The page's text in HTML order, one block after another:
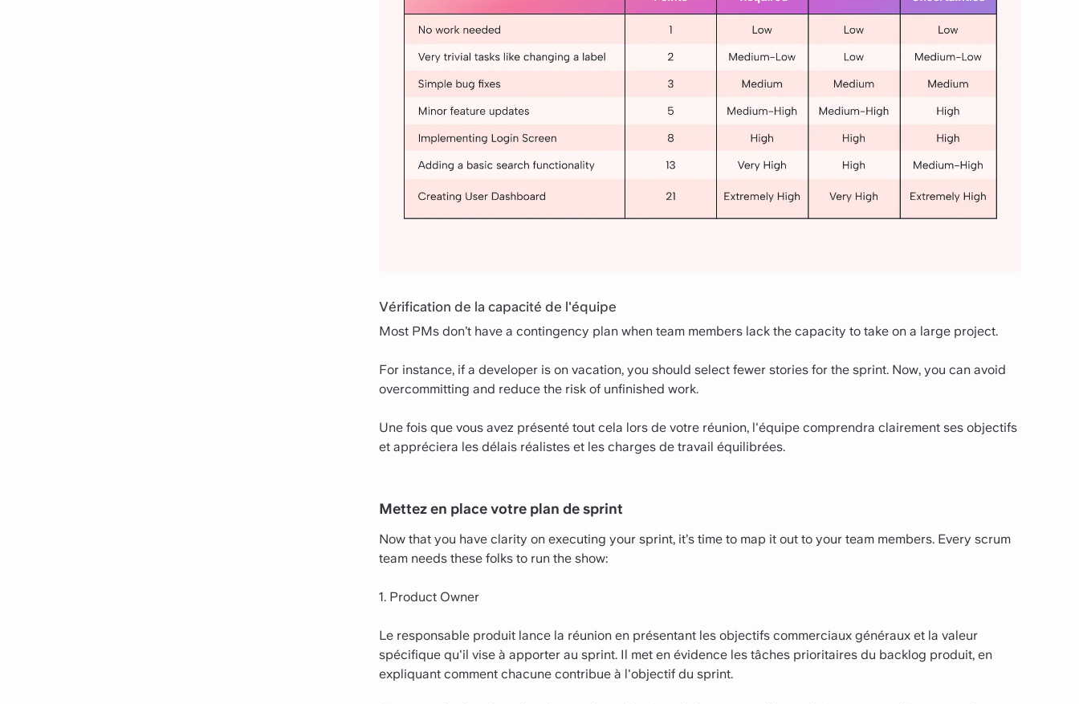
Vérification de la capacité de l'équipe
Most PMs don’t have a contingency plan when team members lack the capacity to take on a large project.
For instance, if a developer is on vacation, you should select fewer stories for the sprint. Now, you can avoid
overcommitting and reduce the risk of unfinished work.
Une fois que vous avez présenté tout cela lors de votre réunion, l'équipe comprendra clairement ses objectifs
et appréciera les délais réalistes et les charges de travail équilibrées.
Mettez en place votre plan de sprint
Now that you have clarity on executing your sprint, it’s time to map it out to your team members. Every scrum
team needs these folks to run the show:
1. Product Owner
Le responsable produit lance la réunion en présentant les objectifs commerciaux généraux et la valeur
spécifique qu'il vise à apporter au sprint. Il met en évidence les tâches prioritaires du backlog produit, en
expliquant comment chacune contribue à l'objectif du sprint.